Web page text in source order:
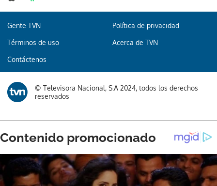
Gente TVN Política de privacidad
Términos de uso Acerca de TVN
Contáctenos
© Televisora Nacional, S.A 2024, todos los derechos
reservados